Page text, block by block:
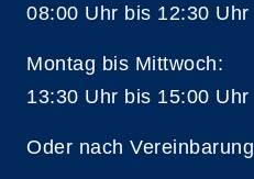
08:00 Uhr bis 12:30 Uhr
Montag bis Mittwoch:
13:30 Uhr bis 15:00 Uhr
Oder nach Vereinbarung